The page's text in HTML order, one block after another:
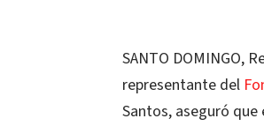
SANTO DOMINGO,
representante del
Santos, aseguró